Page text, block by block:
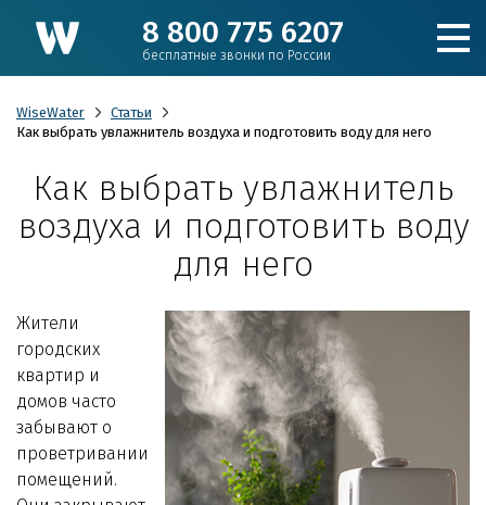
8 800 775 6207
бесплатные звонки по России
Подобрать фильтр
Для коттеджа
Кулеры и пурифайеры
Для производства и ЖКХ
Технологии WiseWater
WiseWater
Статьи
Как выбрать увлажнитель воздуха и подготовить воду для него
Как выбрать увлажнитель
воздуха и подготовить воду
для него
Жители
городских
квартир и
домов часто
забывают о
проветривании
помещений.